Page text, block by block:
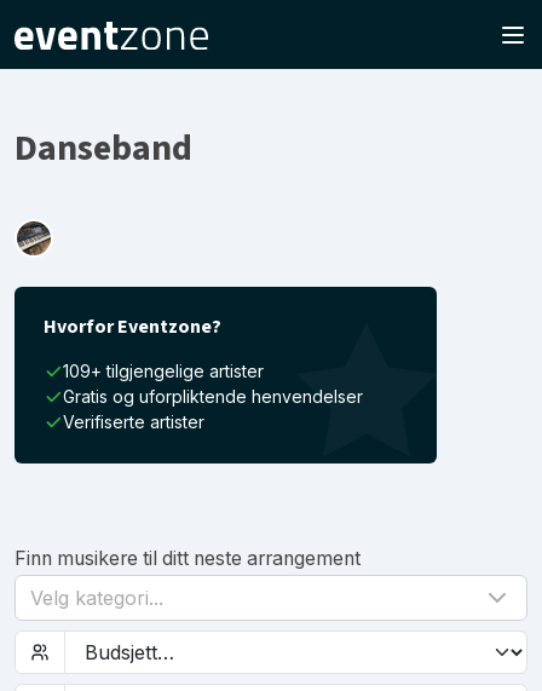
Danseband
Hvorfor Eventzone?
109+ tilgjengelige artister
Gratis og uforpliktende henvendelser
Verifiserte artister
Finn musikere til ditt neste arrangement
Velg kategori...